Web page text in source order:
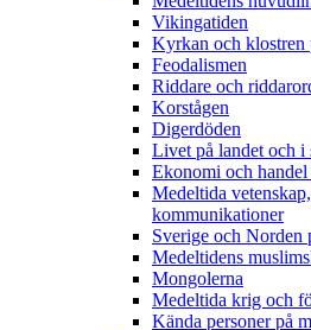
Vikingatiden
Kyrkan och klostren
Feodalismen
Riddare och
Korstågen
Digerdöden
Livet på landet och i
Ekonomi och handel
Medeltida
kommunikationer
Sverige och Norden
Medeltidens
Mongolerna
Medeltida krig och
Kända personer på